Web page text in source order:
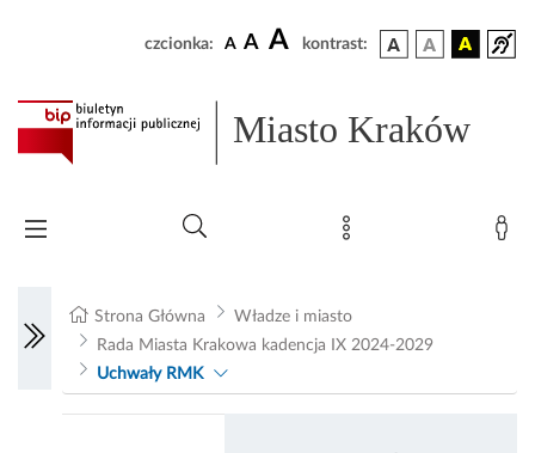
czcionka: A A A kontrast:
Miasto Kraków
Strona Główna
Władze i miasto
Rada Miasta Krakowa kadencja IX 2024-2029
Uchwały RMK